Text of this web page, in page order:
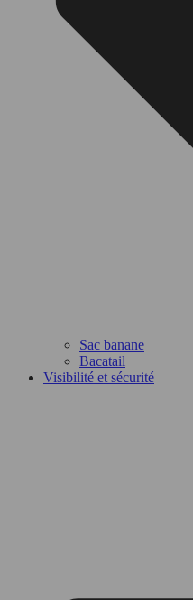
Sac banane
Bacatail
Visibilité et sécurité